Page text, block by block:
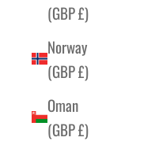
(GBP £)
Norway
(GBP £)
Oman
(GBP £)